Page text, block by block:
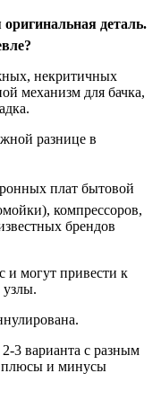
деталь.
некритичных
механизм для бачка,
разнице в
плат бытовой
компрессоров,
брендов
и могут привести к
узлы.
3 варианта с разным
плюсы и минусы